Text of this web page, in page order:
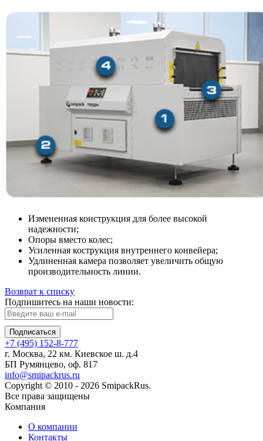
Измененная конструкция для более высокой
надежности;
Опоры вместо колес;
Усиленная кострукция внутреннего конвейера;
Удлиненная камера позволяет увеличить общую
производительность линии.
Возврат к списку
Подпишитесь на наши новости:
Подписаться
+7 (495) 152-8-777
г. Москва, 22 км. Киевское ш. д.4
БП Румянцево, оф. 817
info@smipackrus.ru
Copyright © 2010 - 2026 SmipackRus.
Все права защищены
Компания
О компании
Контакты